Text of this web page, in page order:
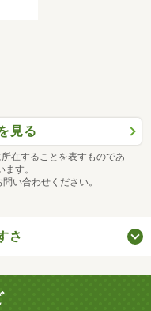
見る
在することを表すものであ
す。
い合わせください。
さ